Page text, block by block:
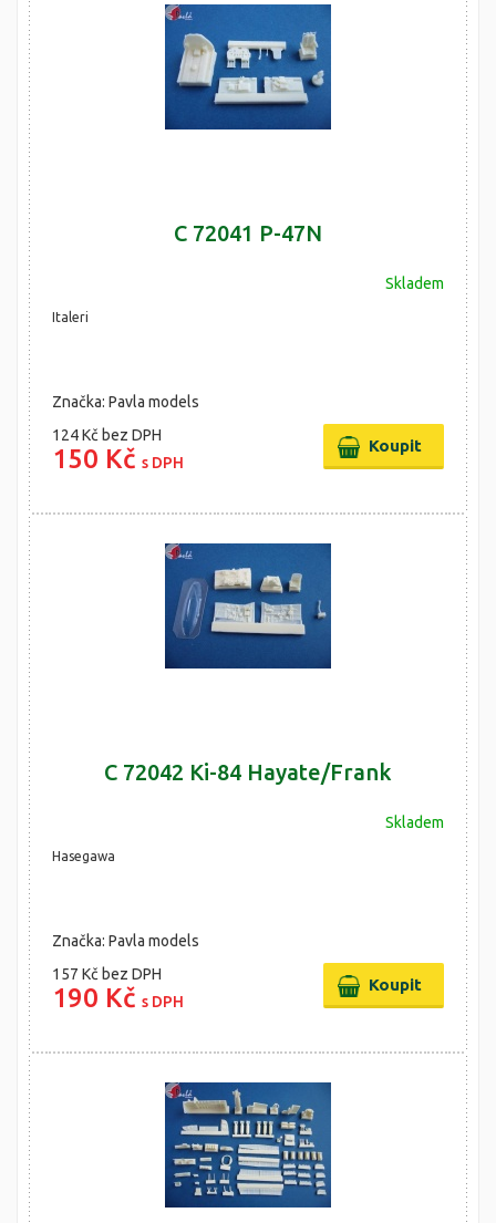
C 72041 P-47N
Skladem
Italeri
Značka: Pavla models
124 Kč bez DPH
150 Kč s DPH
C 72042 Ki-84 Hayate/Frank
Skladem
Hasegawa
Značka: Pavla models
157 Kč bez DPH
190 Kč s DPH